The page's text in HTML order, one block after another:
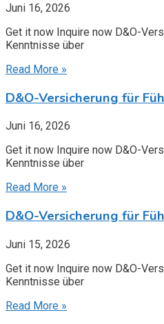
Juni 16, 2026
Get it now Inquire now D&O-
Kenntnisse über
Read More »
D&O-Versicherung für
Juni 16, 2026
Get it now Inquire now D&O-
Kenntnisse über
Read More »
D&O-Versicherung für
Juni 15, 2026
Get it now Inquire now D&O-
Kenntnisse über
Read More »